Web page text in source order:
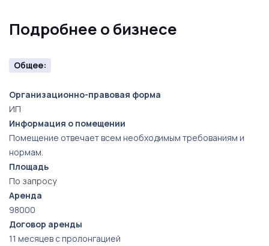
Подробнее о бизнесе
Общее:
Организационно-правовая форма
ИП
Информация о помещении
Помещение отвечает всем необходимым требованиям и
нормам.
Площадь
По запросу
Аренда
98000
Договор аренды
11 месяцев с пролонгацией